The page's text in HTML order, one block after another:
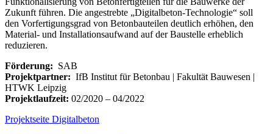
Zukunft führen. Die angestrebte „Digitalbeton-Technologie“ soll
den Vorfertigungsgrad von Betonbauteilen deutlich erhöhen, den
Material- und Installationsaufwand auf der Baustelle erheblich
reduzieren.
Förderung: SAB
Projektpartner: IfB Institut für Betonbau | Fakultät Bauwesen |
HTWK Leipzig
Projektlaufzeit: 02/2020 – 04/2022
Projektseite Digitalbeton